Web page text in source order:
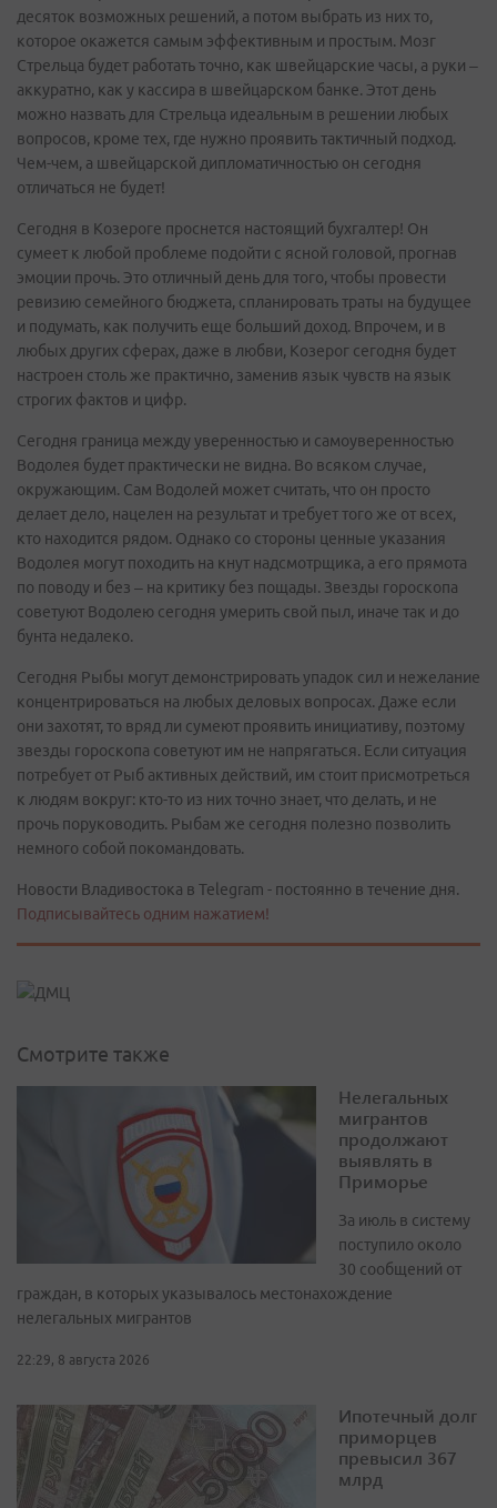
десяток возможных решений, а потом выбрать из них то,
которое окажется самым эффективным и простым. Мозг
Стрельца будет работать точно, как швейцарские часы, а руки –
аккуратно, как у кассира в швейцарском банке. Этот день
можно назвать для Стрельца идеальным в решении любых
вопросов, кроме тех, где нужно проявить тактичный подход.
Чем-чем, а швейцарской дипломатичностью он сегодня
отличаться не будет!
Сегодня в Козероге проснется настоящий бухгалтер! Он
сумеет к любой проблеме подойти с ясной головой, прогнав
эмоции прочь. Это отличный день для того, чтобы провести
ревизию семейного бюджета, спланировать траты на будущее
и подумать, как получить еще больший доход. Впрочем, и в
любых других сферах, даже в любви, Козерог сегодня будет
настроен столь же практично, заменив язык чувств на язык
строгих фактов и цифр.
Сегодня граница между уверенностью и самоуверенностью
Водолея будет практически не видна. Во всяком случае,
окружающим. Сам Водолей может считать, что он просто
делает дело, нацелен на результат и требует того же от всех,
кто находится рядом. Однако со стороны ценные указания
Водолея могут походить на кнут надсмотрщика, а его прямота
по поводу и без – на критику без пощады. Звезды гороскопа
советуют Водолею сегодня умерить свой пыл, иначе так и до
бунта недалеко.
Сегодня Рыбы могут демонстрировать упадок сил и нежелание
концентрироваться на любых деловых вопросах. Даже если
они захотят, то вряд ли сумеют проявить инициативу, поэтому
звезды гороскопа советуют им не напрягаться. Если ситуация
потребует от Рыб активных действий, им стоит присмотреться
к людям вокруг: кто-то из них точно знает, что делать, и не
прочь поруководить. Рыбам же сегодня полезно позволить
немного собой покомандовать.
Новости Владивостока в Telegram - постоянно в течение дня.
Подписывайтесь одним нажатием!
Смотрите также
Нелегальных
мигрантов
продолжают
выявлять в
Приморье
За июль в систему
поступило около
30 сообщений от
граждан, в которых указывалось местонахождение
нелегальных мигрантов
22:29, 8 августа 2026
Ипотечный долг
приморцев
превысил 367
млрд